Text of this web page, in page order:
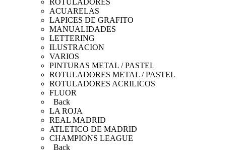
ROTULADORES
ACUARELAS
LAPICES DE GRAFITO
MANUALIDADES
LETTERING
ILUSTRACION
VARIOS
PINTURAS METAL / PASTEL
ROTULADORES METAL / PASTEL
ROTULADORES ACRILICOS
FLUOR
Back
LA ROJA
REAL MADRID
ATLETICO DE MADRID
CHAMPIONS LEAGUE
Back